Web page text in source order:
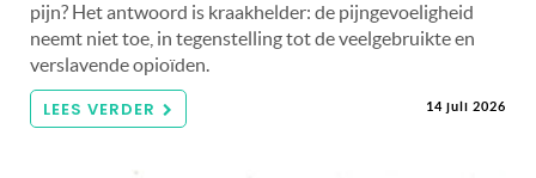
pijn? Het antwoord is kraakhelder: de pijngevoeligheid
neemt niet toe, in tegenstelling tot de veelgebruikte en
verslavende opioïden.
LEES VERDER 14 juli 2026